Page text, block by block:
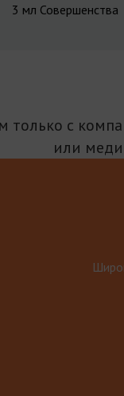
3 мл Совершенства
только с
или